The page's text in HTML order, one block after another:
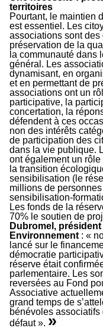
territoires
Pourtant, le maintien
est essentiel. Les
associations sont
préservation de la
la communauté dans
général. Les
dynamisant, en
et en permettant de
associations ont un
participative, la
concertation, la
défendent à ces
non des intérêts
de participation des
dans la vie publique.
ont également un
la transition
sensibilisation (le
millions de
sensibilisation-
Les fonds de la
70% le soutien de
Dubromel,
Environnement : «
lancé sur le
démocratie
réserve était
parlementaire. Les
reversées au Fond
Associative
grand temps de
bénévoles associatifs
défaut ». »